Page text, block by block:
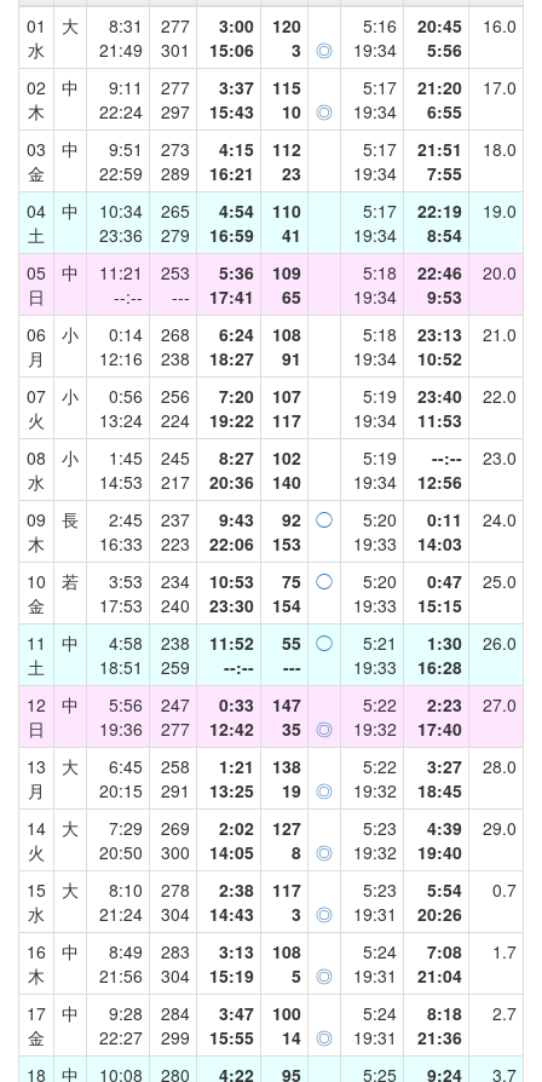
01
水
大
8:31
21:49
277
301
3:00
15:06
120
3 ◎
5:16
19:34
20:45
5:56
16.0
02
木
中
9:11
22:24
277
297
3:37
15:43
115
10 ◎
5:17
19:34
21:20
6:55
17.0
03
金
中
9:51
22:59
273
289
4:15
16:21
112
23
5:17
19:34
21:51
7:55
18.0
04
土
中
10:34
23:36
265
279
4:54
16:59
110
41
5:17
19:34
22:19
8:54
19.0
05
日
中
11:21
--:--
253
---
5:36
17:41
109
65
5:18
19:34
22:46
9:53
20.0
06
月
小
0:14
12:16
268
238
6:24
18:27
108
91
5:18
19:34
23:13
10:52
21.0
07
火
小
0:56
13:24
256
224
7:20
19:22
107
117
5:19
19:34
23:40
11:53
22.0
08
水
小
1:45
14:53
245
217
8:27
20:36
102
140
5:19
19:34
--:--
12:56
23.0
09
木
長
2:45
16:33
237
223
9:43
22:06
92
153
◯
5:20
19:33
0:11
14:03
24.0
10
金
若
3:53
17:53
234
240
10:53
23:30
75
154
◯
5:20
19:33
0:47
15:15
25.0
11
土
中
4:58
18:51
238
259
11:52
--:--
55
---
◯
5:21
19:33
1:30
16:28
26.0
12
日
中
5:56
19:36
247
277
0:33
12:42
147
35 ◎
5:22
19:32
2:23
17:40
27.0
13
月
大
6:45
20:15
258
291
1:21
13:25
138
19 ◎
5:22
19:32
3:27
18:45
28.0
14
火
大
7:29
20:50
269
300
2:02
14:05
127
8 ◎
5:23
19:32
4:39
19:40
29.0
15
水
大
8:10
21:24
278
304
2:38
14:43
117
3 ◎
5:23
19:31
5:54
20:26
0.7
16
木
中
8:49
21:56
283
304
3:13
15:19
108
5 ◎
5:24
19:31
7:08
21:04
1.7
17
金
中
9:28
22:27
284
299
3:47
15:55
100
14 ◎
5:24
19:31
8:18
21:36
2.7
18 中 10:08 280 4:22 95 5:25 9:24 3.7